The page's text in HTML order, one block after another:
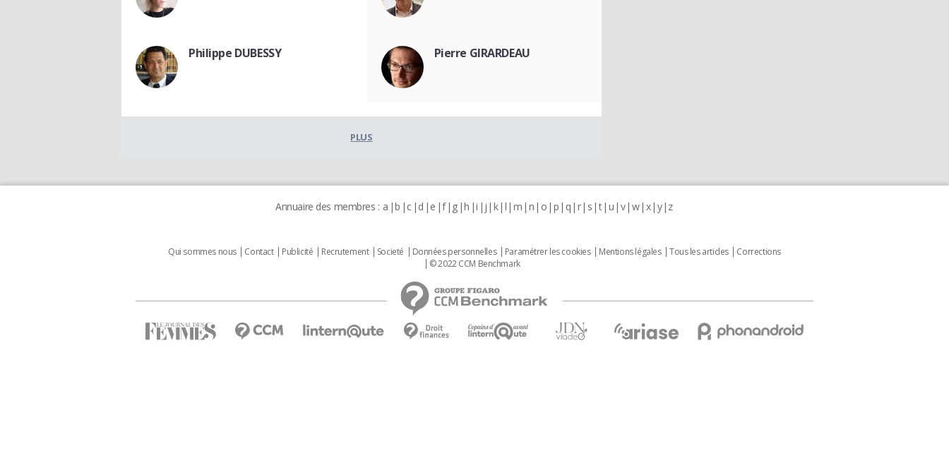
Philippe DUBESSY Pierre GIRARDEAU
PLUS
Annuaire des membres : a b c d e f g h i j k l m n o p q r s t u v w x y z
Qui sommes nous Contact Publicité Recrutement Societé Données personnelles Paramétrer les cookies Mentions légales Tous les articles
Corrections
© 2022 CCM Benchmark